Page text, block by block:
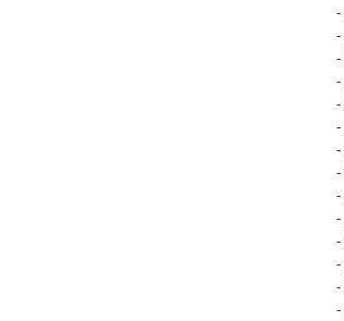
-
-
-
-
-
-
-
-
-
-
-
-
-
-